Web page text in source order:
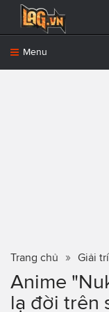
Menu
Trang chủ Giải trí
Anime
lạ đời trên